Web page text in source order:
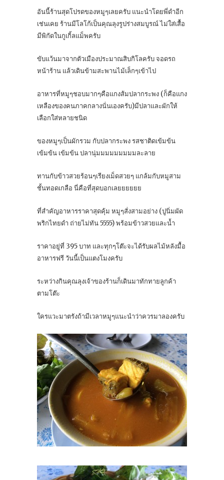
อันนี้ร้านสุดโปรดของหมูๆเลยครับ แนะนำโดยพี่ดำอีก
เช่นเคย ร้านมีโลโก้เป็นคุณลุงรูปร่างสมบูรณ์ ไม่ใส่เสื้อ
มีพิกัดในกูเกิ้ลแม็พครับ
ขับแว้นมาจากตัวเมืองประมาณสิบกิโลครับ จอดรถ
หน้าร้าน แล้วเดินข้ามสะพานไม้เล็กๆเข้าไป
อาหารที่หมูๆชอบมากๆคือแกงส้มปลากระพง (ก็คือแกง
เหลืองของคนภาคกลางนั่นเองครับ)มีปลาและผักให้
เลือกใส่หลายชนิด
ของหมูๆเป็นผักรวม กับปลากระพง รสชาติดเข้มข้น
เข้มข้น เข้มข้น ปลานุ่มมมมมมมมมละลาย
ทานกับข้าวสวยร้อนๆเรียงเม็ดสวยๆ แกล้มกับหมูสาม
ชั้นทอดเกลือ นี่คือที่สุดบอกเลยยยยยย
ที่สำคัญอาหารราคาสุดคุ้ม หมูๆสั่งสามอย่าง (ปูนิ่มผัด
พริกไทยดำ ถ่ายไม่ทัน 5555) พร้อมข้าวสวยและน้ำ
ราคาอยู่ที่ 395 บาท และทุกๆโต๊ะจะได้รับผลไม้หลังมื้อ
อาหารฟรี วันนี้เป็นแตงโมงครับ
ระหว่างกินคุณลุงเจ้าของร้านก็เดินมาทักทายลูกค้า
ตามโต๊ะ
ใครแวะมาตรังถ้ามีเวลาหมูๆแนะนำว่าควรมาลองครับ